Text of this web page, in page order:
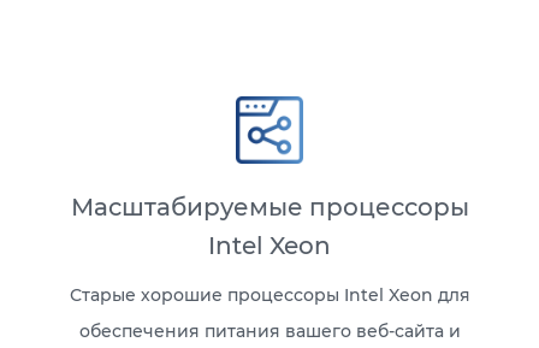
Масштабируемые процессоры
Intel Xeon
Старые хорошие процессоры Intel Xeon для
обеспечения питания вашего веб-сайта и